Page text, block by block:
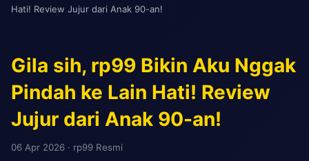
Hati! Review Jujur dari Anak 90-an!
Gila sih, rp99 Bikin Aku Nggak
Pindah ke Lain Hati! Review
Jujur dari Anak 90-an!
06 Apr 2026 · rp99 Resmi